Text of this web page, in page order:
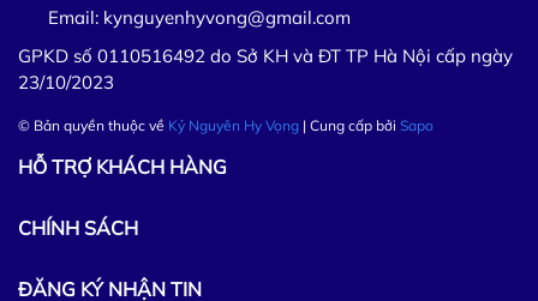
Email: kynguyenhyvong@gmail.com
GPKD số 0110516492 do Sở KH và ĐT TP Hà Nội cấp ngày
23/10/2023
© Bản quyền thuộc về Kỷ Nguyên Hy Vọng | Cung cấp bởi Sapo
HỖ TRỢ KHÁCH HÀNG
CHÍNH SÁCH
ĐĂNG KÝ NHẬN TIN